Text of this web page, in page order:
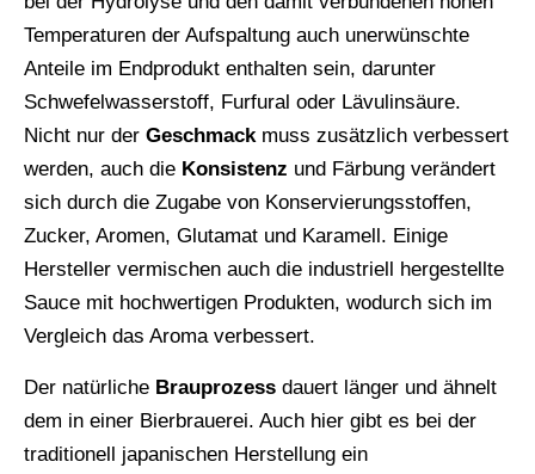
Temperaturen der Aufspaltung auch unerwünschte
Anteile im Endprodukt enthalten sein, darunter
Schwefelwasserstoff, Furfural oder Lävulinsäure.
Nicht nur der Geschmack muss zusätzlich verbessert
werden, auch die Konsistenz und Färbung verändert
sich durch die Zugabe von Konservierungsstoffen,
Zucker, Aromen, Glutamat und Karamell. Einige
Hersteller vermischen auch die industriell hergestellte
Sauce mit hochwertigen Produkten, wodurch sich im
Vergleich das Aroma verbessert.
Der natürliche Brauprozess dauert länger und ähnelt
dem in einer Bierbrauerei. Auch hier gibt es bei der
traditionell japanischen Herstellung ein